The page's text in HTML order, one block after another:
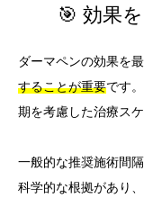
🎯 効果
ダーマペンの効果を
することが重要です
期を考慮した治療ス
一般的な推奨施術間
科学的な根拠があり